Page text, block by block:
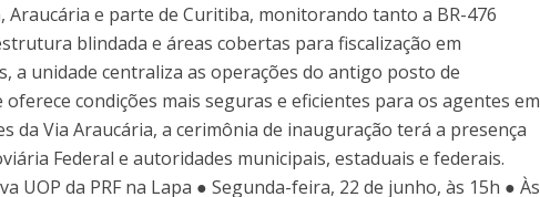
Araucária e parte de Curitiba, monitorando tanto a BR-476
blindada e áreas cobertas para fiscalização em
a unidade centraliza as operações do antigo posto de
condições mais seguras e eficientes para os agentes em
da Via Araucária, a cerimônia de inauguração terá a presença
Federal e autoridades municipais, estaduais e federais.
UOP da PRF na Lapa ● Segunda-feira, 22 de junho, às 15h ● Às